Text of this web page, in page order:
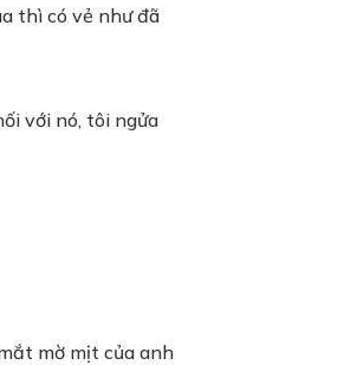
thì có vẻ như đã
với nó, tôi ngửa
mờ mịt của anh